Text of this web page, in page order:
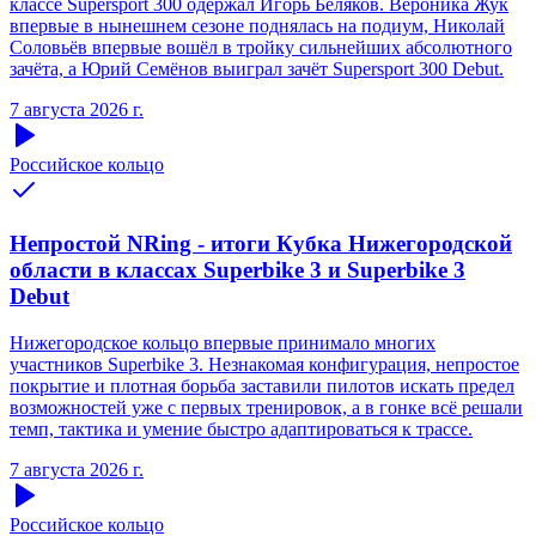
впервые в нынешнем сезоне поднялась на подиум, Николай
Соловьёв впервые вошёл в тройку сильнейших абсолютного
зачёта, а Юрий Семёнов выиграл зачёт Supersport 300 Debut.
7 августа 2026 г.
Российское кольцо
Непростой NRing - итоги Кубка Нижегородской
области в классах Superbike 3 и Superbike 3
Debut
Нижегородское кольцо впервые принимало многих
участников Superbike 3. Незнакомая конфигурация, непростое
покрытие и плотная борьба заставили пилотов искать предел
возможностей уже с первых тренировок, а в гонке всё решали
темп, тактика и умение быстро адаптироваться к трассе.
7 августа 2026 г.
Российское кольцо